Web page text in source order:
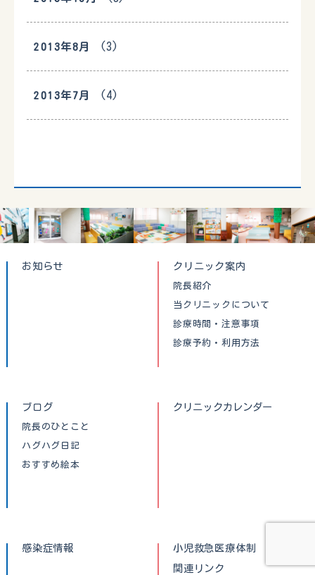
2013年8月 (3)
2013年7月 (4)
お知らせ クリニック案内
院長紹介
当クリニックについて
診療時間・注意事項
診療予約・利用方法
ブログ
院長のひとこと
ハグハグ日記
おすすめ絵本
クリニックカレンダー
感染症情報
小児救急医療体制
関連リンク